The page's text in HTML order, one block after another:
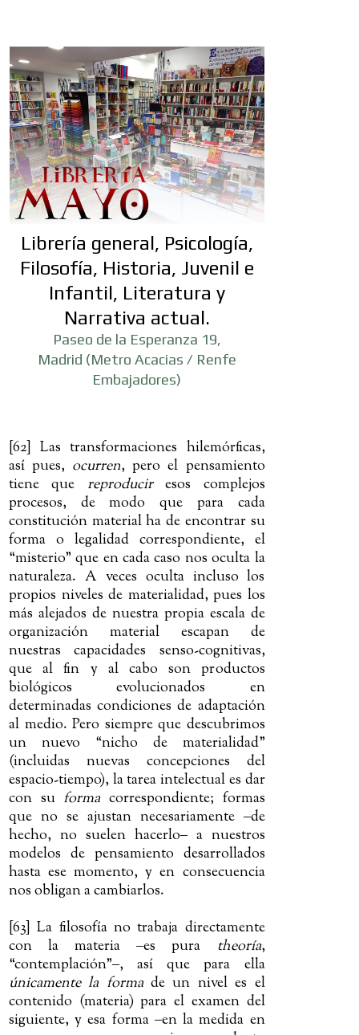
Librería general, Psicología,
Filosofía, Historia, Juvenil e
Infantil, Literatura y
Narrativa actual.
Paseo de la Esperanza 19,
Madrid (Metro Acacias / Renfe
Embajadores)
[62] Las transformaciones hilemórficas,
así pues, ocurren, pero el pensamiento
tiene que reproduciresos complejos
procesos, de modo que para cada
constitución material ha de encontrar su
forma o legalidad correspondiente, el
“misterio” que en cada caso nos oculta la
naturaleza. A veces oculta incluso los
propios niveles de materialidad, pues los
más alejados de nuestra propia escala de
organización material escapan de
nuestras capacidades senso-cognitivas,
que al fin y al cabo son productos
biológicos evolucionados en
determinadas condiciones de adaptación
al medio. Pero siempre que descubrimos
un nuevo “nicho de materialidad”
(incluidas nuevas concepciones del
espacio-tiempo), la tarea intelectual es dar
con su formacorrespondiente; formas
que no se ajustan necesariamente‒de
hecho, no suelen hacerlo‒a nuestros
modelos de pensamiento desarrollados
hasta ese momento, y en consecuencia
nos obligan a cambiarlos.
[63] La filosofía no trabaja directamente
con la materia‒es pura theoría,
“contemplación”‒, así que para ella
únicamente la formade un nivel es el
contenido (materia) para el examen del
siguiente, y esa forma‒en la medida en